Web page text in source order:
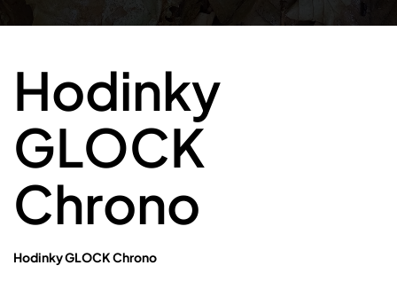
Hodinky
GLOCK
Chrono
Hodinky GLOCK Chrono